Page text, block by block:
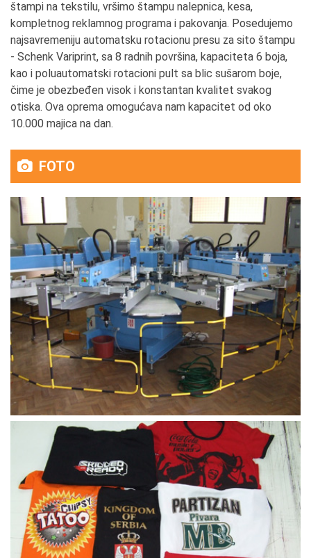
štampi na tekstilu, vršimo štampu nalepnica, kesa,
kompletnog reklamnog programa i pakovanja. Posedujemo
najsavremeniju automatsku rotacionu presu za sito štampu
- Schenk Variprint, sa 8 radnih površina, kapaciteta 6 boja,
kao i poluautomatski rotacioni pult sa blic sušarom boje,
čime je obezbeđen visok i konstantan kvalitet svakog
otiska. Ova oprema omogućava nam kapacitet od oko
10.000 majica na dan.
FOTO